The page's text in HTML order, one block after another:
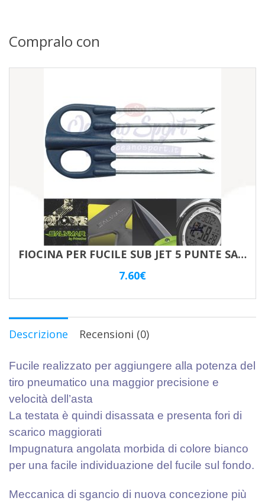
Compralo con
FIOCINA PER FUCILE SUB JET 5 PUNTE SALVIMAR
7.60€
Descrizione Recensioni (0)
Fucile realizzato per aggiungere alla potenza del
tiro pneumatico una maggior precisione e
velocità dell’asta
La testata è quindi disassata e presenta fori di
scarico maggiorati
Impugnatura angolata morbida di colore bianco
per una facile individuazione del fucile sul fondo.
Meccanica di sgancio di nuova concezione più